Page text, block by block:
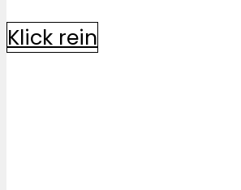
Klick rein